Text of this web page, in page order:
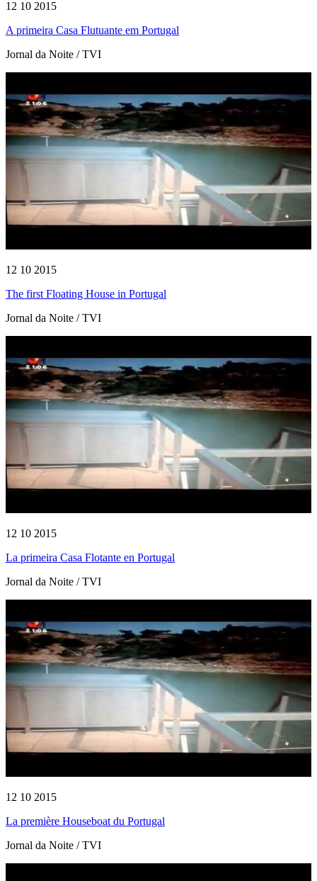
12 10 2015
A primeira Casa Flutuante em Portugal
Jornal da Noite / TVI
12 10 2015
The first Floating House in Portugal
Jornal da Noite / TVI
12 10 2015
La primeira Casa Flotante en Portugal
Jornal da Noite / TVI
12 10 2015
La première Houseboat du Portugal
Jornal da Noite / TVI